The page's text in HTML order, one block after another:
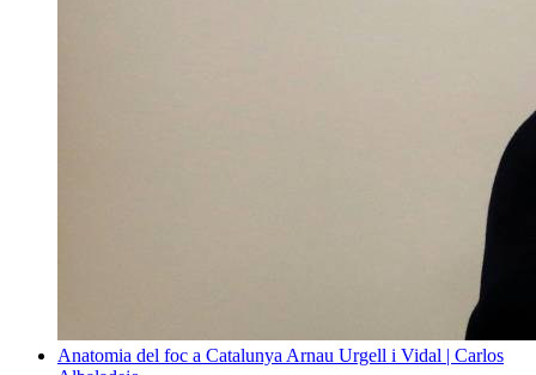
Anatomia del foc a Catalunya Arnau Urgell i Vidal | Carlos